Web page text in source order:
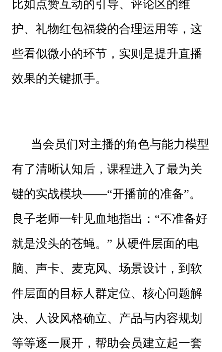
比如点赞互动的引导、评论区的维
护、礼物红包福袋的合理运用等，这
些看似微小的环节，实则是提升直播
效果的关键抓手。
当会员们对主播的角色与能力模型
有了清晰认知后，课程进入了最为关
键的实战模块——“开播前的准备”。
良子老师一针见血地指出：“不准备好
就是没头的苍蝇。” 从硬件层面的电
脑、声卡、麦克风、场景设计，到软
件层面的目标人群定位、核心问题解
决、人设风格确立、产品与内容规划
等等逐一展开，帮助会员建立起一套